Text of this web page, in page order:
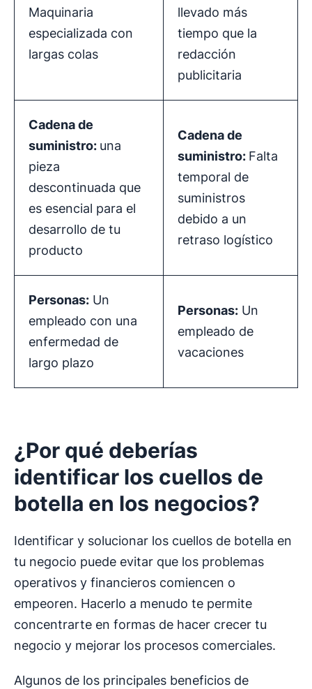
Maquinaria
especializada con
largas colas
llevado más
tiempo que la
redacción
publicitaria
Cadena de
suministro: una
pieza
descontinuada que
es esencial para el
desarrollo de tu
producto
Cadena de
suministro: Falta
temporal de
suministros
debido a un
retraso logístico
Personas: Un
empleado con una
enfermedad de
largo plazo
Personas: Un
empleado de
vacaciones
¿Por qué deberías
identificar los cuellos de
botella en los negocios?
Identificar y solucionar los cuellos de botella en
tu negocio puede evitar que los problemas
operativos y financieros comiencen o
empeoren. Hacerlo a menudo te permite
concentrarte en formas de hacer crecer tu
negocio y mejorar los procesos comerciales.
Algunos de los principales beneficios de